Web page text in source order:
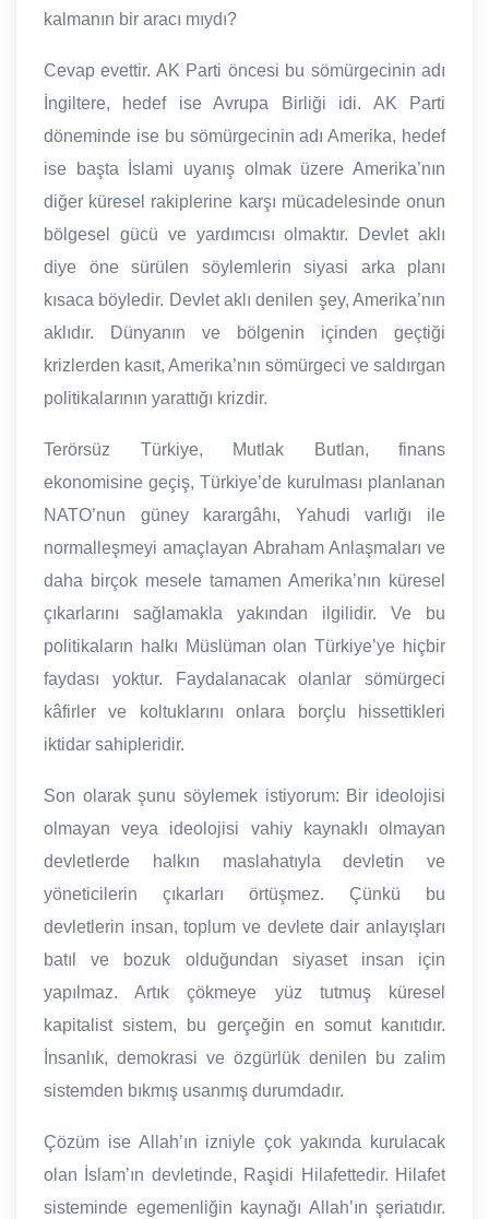
kalmanın bir aracı mıydı?
Cevap evettir. AK Parti öncesi bu sömürgecinin adı
İngiltere, hedef ise Avrupa Birliği idi. AK Parti
döneminde ise bu sömürgecinin adı Amerika, hedef
ise başta İslami uyanış olmak üzere Amerika’nın
diğer küresel rakiplerine karşı mücadelesinde onun
bölgesel gücü ve yardımcısı olmaktır. Devlet aklı
diye öne sürülen söylemlerin siyasi arka planı
kısaca böyledir. Devlet aklı denilen şey, Amerika’nın
aklıdır. Dünyanın ve bölgenin içinden geçtiği
krizlerden kasıt, Amerika’nın sömürgeci ve saldırgan
politikalarının yarattığı krizdir.
Terörsüz Türkiye, Mutlak Butlan, finans
ekonomisine geçiş, Türkiye’de kurulması planlanan
NATO’nun güney karargâhı, Yahudi varlığı ile
normalleşmeyi amaçlayan Abraham Anlaşmaları ve
daha birçok mesele tamamen Amerika’nın küresel
çıkarlarını sağlamakla yakından ilgilidir. Ve bu
politikaların halkı Müslüman olan Türkiye’ye hiçbir
faydası yoktur. Faydalanacak olanlar sömürgeci
kâfirler ve koltuklarını onlara borçlu hissettikleri
iktidar sahipleridir.
Son olarak şunu söylemek istiyorum: Bir ideolojisi
olmayan veya ideolojisi vahiy kaynaklı olmayan
devletlerde halkın maslahatıyla devletin ve
yöneticilerin çıkarları örtüşmez. Çünkü bu
devletlerin insan, toplum ve devlete dair anlayışları
batıl ve bozuk olduğundan siyaset insan için
yapılmaz. Artık çökmeye yüz tutmuş küresel
kapitalist sistem, bu gerçeğin en somut kanıtıdır.
İnsanlık, demokrasi ve özgürlük denilen bu zalim
sistemden bıkmış usanmış durumdadır.
Çözüm ise Allah’ın izniyle çok yakında kurulacak
olan İslam’ın devletinde, Raşidi Hilafettedir. Hilafet
sisteminde egemenliğin kaynağı Allah’ın şeriatıdır.